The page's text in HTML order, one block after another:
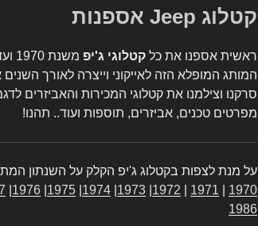
קטלוג Jeep אספנות
ראשית אספנו את כל קטלוגי ג'יפ
המותג המופלא הזה לאייקוני וייצרה לאורך
סרקנו וצילמנו את קטלוגי המכירות והאביזרים
מפרטים טכנים, אביזרים, תוספות ועוד.. תהנו!
על מנת לצפות בקטלוג ג'יפ הקלק על השנתון
1970
1971
1972
1973
1974
1975
1976
1986